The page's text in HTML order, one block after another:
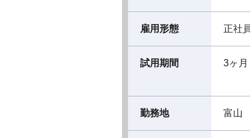
雇用形態 正社
試用期間 3ヶ月
勤務地 富山